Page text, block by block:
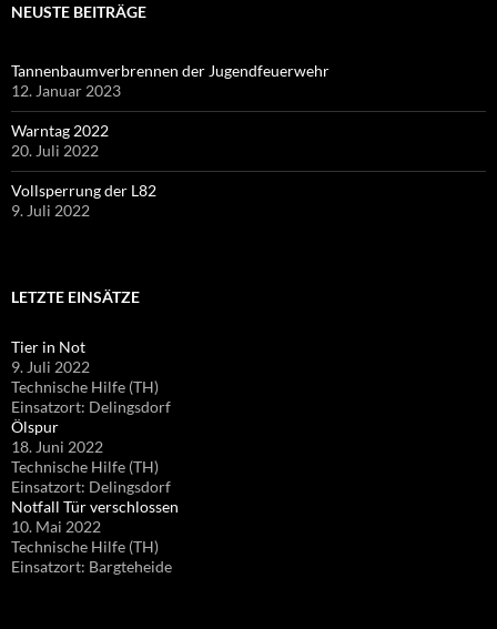
NEUSTE BEITRÄGE
Tannenbaumverbrennen der Jugendfeuerwehr
12. Januar 2023
Warntag 2022
20. Juli 2022
Vollsperrung der L82
9. Juli 2022
LETZTE EINSÄTZE
Tier in Not
9. Juli 2022
Technische Hilfe (TH)
Einsatzort: Delingsdorf
Ölspur
18. Juni 2022
Technische Hilfe (TH)
Einsatzort: Delingsdorf
Notfall Tür verschlossen
10. Mai 2022
Technische Hilfe (TH)
Einsatzort: Bargteheide